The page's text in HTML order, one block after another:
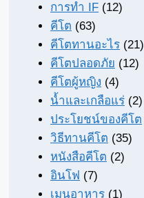
การทำ IF (12)
คีโต (63)
คีโตทานอะไร (21)
คีโตปลอดภัย (12)
คีโตผู้หญิง (4)
น้ำและเกลือแร่ (2)
ประโยชน์ของคีโต
วิธีทานคีโต (35)
หนังสือคีโต (2)
อินโฟ (7)
เมนูอาหาร (1)